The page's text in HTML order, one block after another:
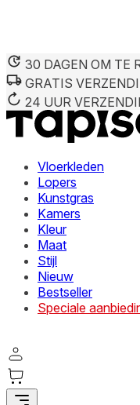
30 DAGEN OM TE
GRATIS
24 UUR
Vloerkleden
Lopers
Kunstgras
Kamers
Kleur
Maat
Stijl
Nieuw
Bestseller
Speciale
We
deze
diensten.
verandert,